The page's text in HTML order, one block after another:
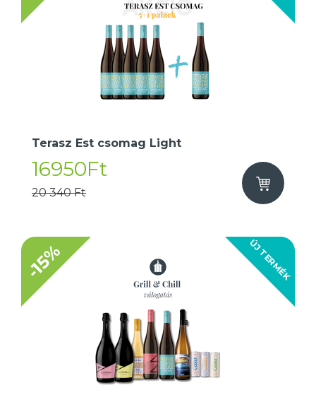
Terasz Est csomag Light
16950Ft
20 340 Ft
ÚJ TERMÉK
-15%